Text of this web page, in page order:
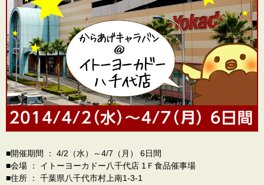
■開催期間 ： 4/2（水）～4/7（月） 6日間
■会場 ： イトーヨーカドー八千代店 1Ｆ食品催事場
■住所 ： 千葉県八千代市村上南1-3-1